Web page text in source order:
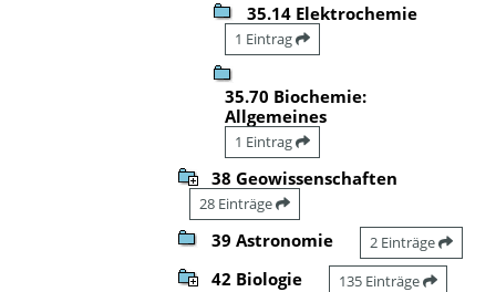
35.14 Elektrochemie
1 Eintrag
35.70 Biochemie:
Allgemeines
1 Eintrag
38 Geowissenschaften
28 Einträge
39 Astronomie 2 Einträge
42 Biologie 135 Einträge